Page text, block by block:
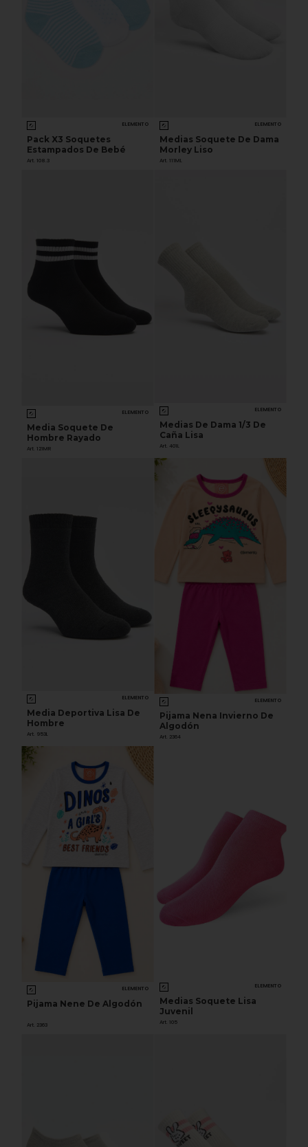
ELEMENTO
Pack X3 Soquetes
Estampados De Bebé
Art. 108.3
ELEMENTO
Medias Soquete De Dama
Morley Liso
Art. 111ML
ELEMENTO
Media Soquete De
Hombre Rayado
Art. 121MR
ELEMENTO
Medias De Dama 1/3 De
Caña Lisa
Art. 401L
ELEMENTO
Media Deportiva Lisa De
Hombre
Art. 953L
ELEMENTO
Pijama Nena Invierno De
Algodón
Art. 2364
ELEMENTO
Pijama Nene De Algodón
Art. 2363
ELEMENTO
Medias Soquete Lisa
Juvenil
Art. 105